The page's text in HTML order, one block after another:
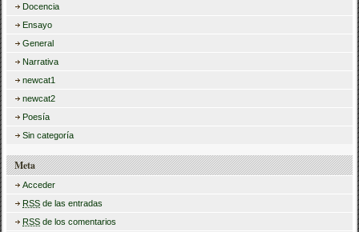
Docencia
Ensayo
General
Narrativa
newcat1
newcat2
Poesía
Sin categoría
Meta
Acceder
RSS de las entradas
RSS de los comentarios